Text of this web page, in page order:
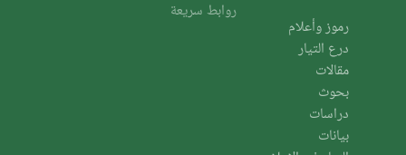
روابط سريعة
رموز وأعلام
درع التيار
مقالات
بحوث
دراسات
بيانات